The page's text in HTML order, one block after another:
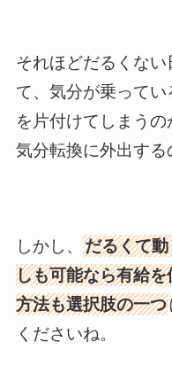
それほどだるくな
て、気分が乗って
を片付けてしまうの
気分転換に外出する
しかし、 だるくて
しも可能なら有給
方法も選択肢の一つ
くださいね。